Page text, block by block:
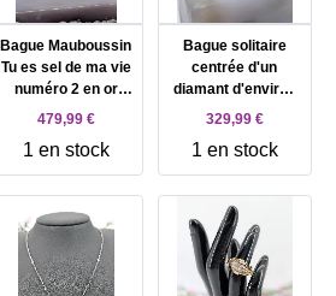
Bague Mauboussin
Tu es sel de ma vie
numéro 2 en or
blanc centré d'un
0,15ct épaulé de 6
petits diamants Or
750 Millième (18
CT) 2,54g
479,99 €
1 en stock
Bague solitaire
centrée d'un
diamant d'environ
0,08ct épaulé de
750 Millième (18
CT) 1,99g
329,99 €
1 en stock